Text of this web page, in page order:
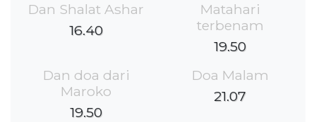
Dan Shalat Ashar
16.40
Matahari
terbenam
19.50
Dan doa dari
Maroko
19.50
Doa Malam
21.07